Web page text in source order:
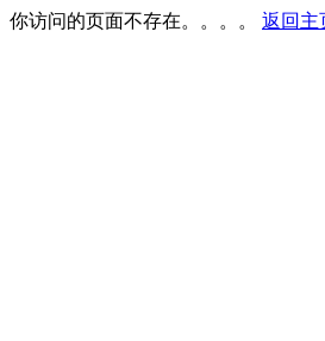
你访问的页面不存在。。。。 返回主